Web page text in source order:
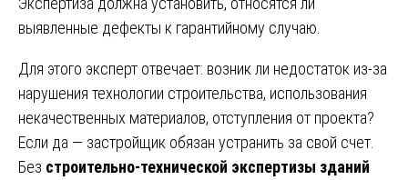
выявленные дефекты к гарантийному случаю.
Для этого эксперт отвечает: возник ли недостаток из-за
нарушения технологии строительства, использования
некачественных материалов, отступления от проекта?
Если да — застройщик обязан устранить за свой счет.
Без строительно-технической экспертизы зданий